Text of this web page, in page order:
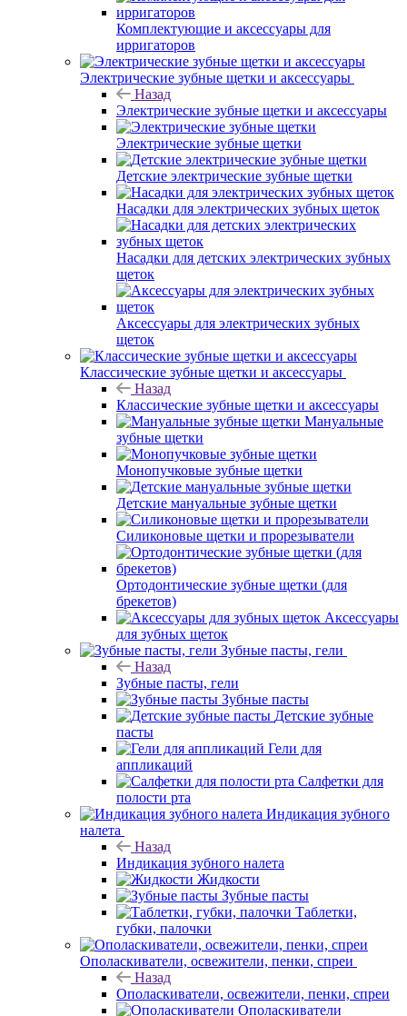
Комплектующие и аксессуары для
ирригаторов
Электрические зубные щетки и аксессуары
Назад
Электрические зубные щетки и аксессуары
Электрические зубные щетки
Детские электрические зубные щетки
Насадки для электрических зубных щеток
Насадки для детских электрических зубных
щеток
Аксессуары для электрических зубных
щеток
Классические зубные щетки и аксессуары
Назад
Классические зубные щетки и аксессуары
Мануальные
зубные щетки
Монопучковые зубные щетки
Детские мануальные зубные щетки
Силиконовые щетки и прорезыватели
Ортодонтические зубные щетки (для
брекетов)
Аксессуары
для зубных щеток
Зубные пасты, гели
Назад
Зубные пасты, гели
Зубные пасты
Детские зубные
пасты
Гели для
аппликаций
Салфетки для
полости рта
Индикация зубного
налета
Назад
Индикация зубного налета
Жидкости
Зубные пасты
Таблетки,
губки, палочки
Ополаскиватели, освежители, пенки, спреи
Назад
Ополаскиватели, освежители, пенки, спреи
Ополаскиватели